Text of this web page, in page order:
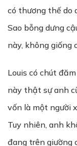
có thương thế do
Sao bỗng dưng
này, không giống
Louis có chút
này thật sự anh
vốn là một người
Tuy nhiên, anh
đang trên giường